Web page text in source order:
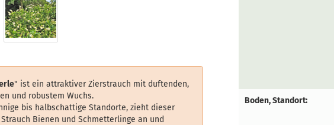
" ist ein attraktiver Zierstrauch mit duftenden,
und robustem Wuchs.
bis halbschattige Standorte, zieht dieser
Bienen und Schmetterlinge an und
Boden, Standort: